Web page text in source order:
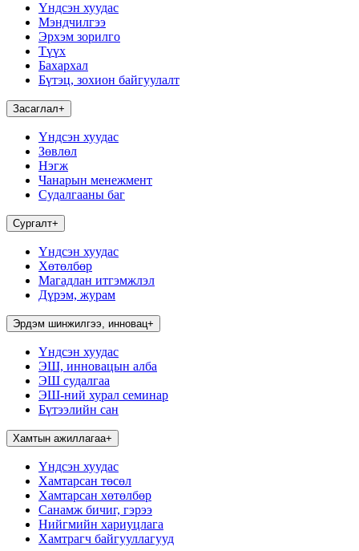
Үндсэн хуудас
Мэндчилгээ
Эрхэм зорилго
Түүх
Бахархал
Бүтэц, зохион байгуулалт
Засаглал+
Үндсэн хуудас
Зөвлөл
Нэгж
Чанарын менежмент
Судалгааны баг
Сургалт+
Үндсэн хуудас
Хөтөлбөр
Магадлан итгэмжлэл
Дүрэм, журам
Эрдэм шинжилгээ, инновац+
Үндсэн хуудас
ЭШ, инновацын алба
ЭШ судалгаа
ЭШ-ний хурал семинар
Бүтээлийн сан
Хамтын ажиллагаа+
Үндсэн хуудас
Хамтарсан төсөл
Хамтарсан хөтөлбөр
Санамж бичиг, гэрээ
Нийгмийн хариуцлага
Хамтрагч байгууллагууд